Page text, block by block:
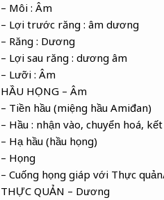
– Môi : Âm
– Lợi trước răng : âm dương
– Răng : Dương
– Lợi sau răng : dương âm
– Lưỡi : Âm
HẦU HỌNG – Âm
– Tiền hầu (miệng hầu Amiđan)
– Hầu : nhận vào, chuyển hoá,
– Hạ hầu (hầu họng)
– Họng
– Cuống họng giáp với Thực
THỰC QUẢN – Dương